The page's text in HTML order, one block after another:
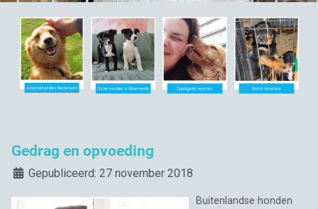
Gedrag en opvoeding
DetailsGepubliceerd: 27 november 2018
Buitenlandse honden